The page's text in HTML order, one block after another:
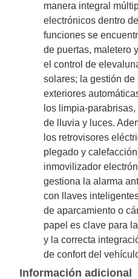
manera integral
electrónicos dentro
funciones se
de puertas, maletero
el control de
solares; la gestión
exteriores
los limpia-
de lluvia y luces.
los retrovisores
plegado y
inmovilizador
gestiona la alarma
con llaves
de aparcamiento o
papel es clave para
y la correcta
de confort del
Información adicional